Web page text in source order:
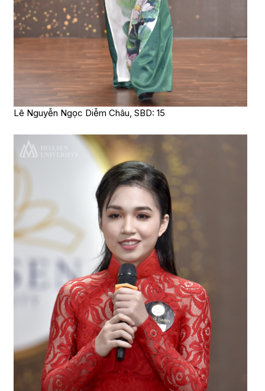
Lê Nguyễn Ngọc Diễm Châu, SBD: 15